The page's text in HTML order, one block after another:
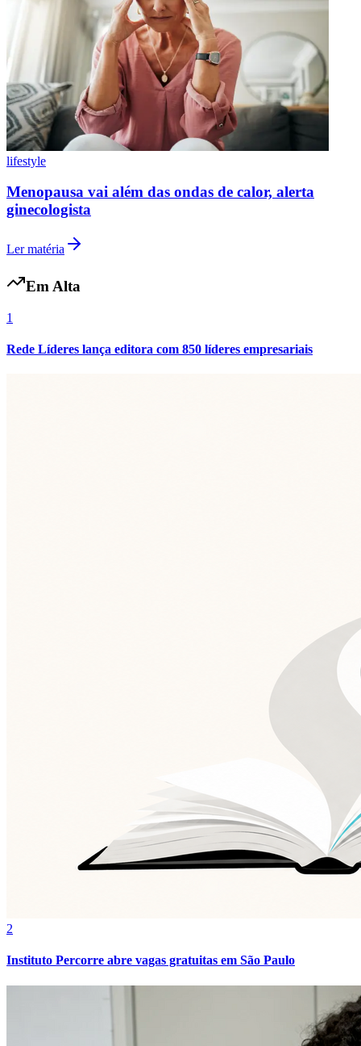
Botafogo
lifestyle
Menopausa vai além das ondas de calor, alerta
ginecologista
Ler matéria
Em Alta
1
Rede Líderes lança editora com 850 líderes empresariais
2
Instituto Percorre abre vagas gratuitas em São Paulo